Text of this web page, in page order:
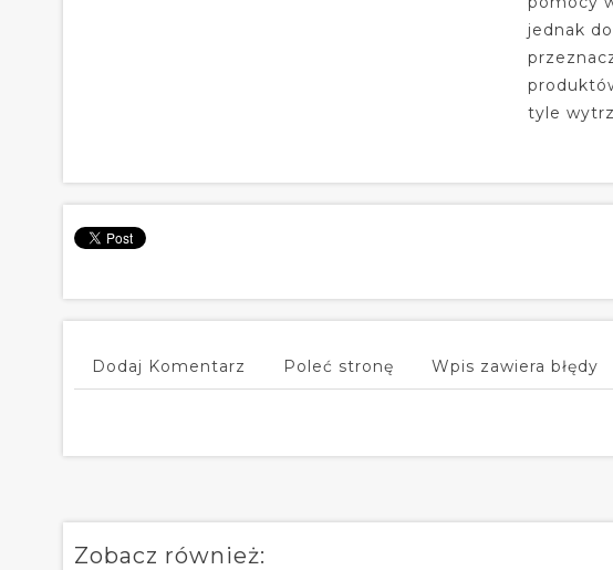
jednak
tyle
Dodaj Komentarz Poleć stronę Wpis zawiera błędy
Zobacz również: